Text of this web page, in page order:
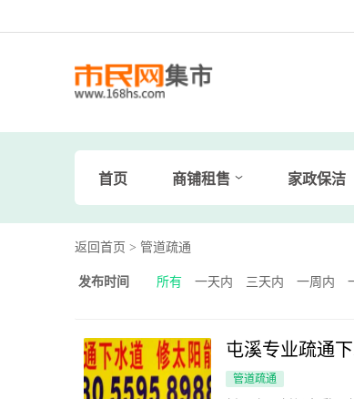
首页 商铺租售 家政保洁
返回首页 > 管道疏通
发布时间 所有 一天内 三天内 一周内
屯溪专业疏通
管道疏通